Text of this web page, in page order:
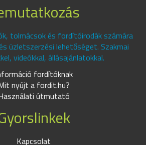
tolmácsok és fordítóirodák számára
üzletszerzési lehetőséget. Szakmai
videókkal, állásajánlatokkal.
fordítóknak
nyújt a fordit.hu?
útmutató
Kapcsolat